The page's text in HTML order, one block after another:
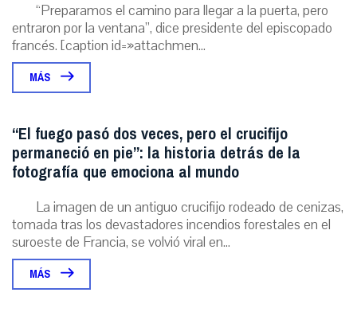
“Preparamos el camino para llegar a la puerta, pero
entraron por la ventana”, dice presidente del episcopado
francés. [caption id=»attachmen...
MÁS
“El fuego pasó dos veces, pero el crucifijo
permaneció en pie”: la historia detrás de la
fotografía que emociona al mundo
La imagen de un antiguo crucifijo rodeado de cenizas,
tomada tras los devastadores incendios forestales en el
suroeste de Francia, se volvió viral en...
MÁS